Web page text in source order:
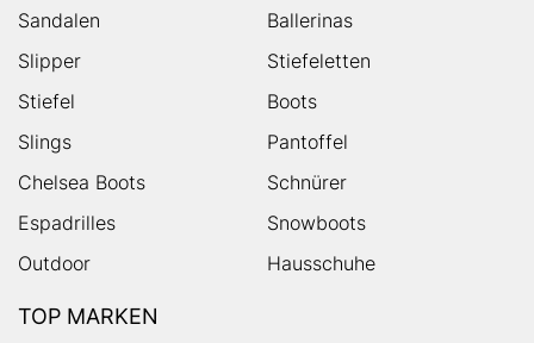
Sandalen
Ballerinas
Slipper
Stiefeletten
Stiefel
Boots
Slings
Pantoffel
Chelsea Boots
Schnürer
Espadrilles
Snowboots
Outdoor
Hausschuhe
TOP MARKEN